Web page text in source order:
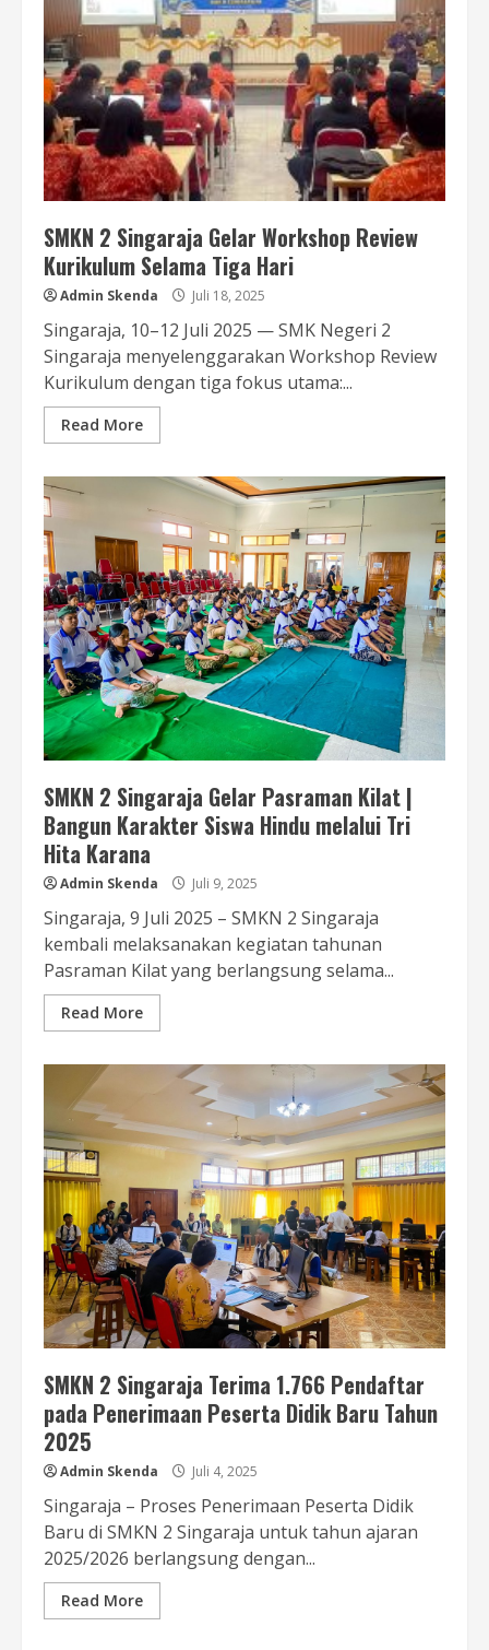
SMKN 2 Singaraja Gelar Workshop Review
Kurikulum Selama Tiga Hari
Admin Skenda Juli 18, 2025
Singaraja, 10–12 Juli 2025 — SMK Negeri 2
Singaraja menyelenggarakan Workshop Review
Kurikulum dengan tiga fokus utama:...
Read More
SMKN 2 Singaraja Gelar Pasraman Kilat |
Bangun Karakter Siswa Hindu melalui Tri
Hita Karana
Admin Skenda Juli 9, 2025
Singaraja, 9 Juli 2025 – SMKN 2 Singaraja
kembali melaksanakan kegiatan tahunan
Pasraman Kilat yang berlangsung selama...
Read More
SMKN 2 Singaraja Terima 1.766 Pendaftar
pada Penerimaan Peserta Didik Baru Tahun
2025
Admin Skenda Juli 4, 2025
Singaraja – Proses Penerimaan Peserta Didik
Baru di SMKN 2 Singaraja untuk tahun ajaran
2025/2026 berlangsung dengan...
Read More